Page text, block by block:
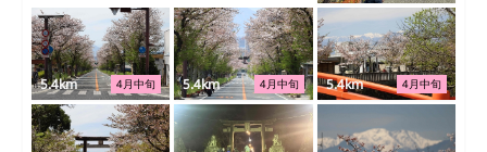
4月中旬
5.4km 4月中旬
5.4km 4月中旬
5.4km